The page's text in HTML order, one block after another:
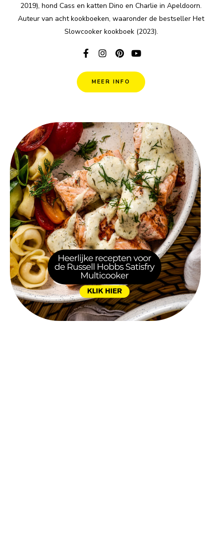
2019), hond Cass en katten Dino en Charlie in Apeldoorn.
Auteur van acht kookboeken, waaronder de bestseller Het
Slowcooker kookboek (2023).
MEER INFO